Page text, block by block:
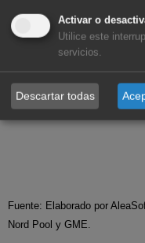
Fuente: Elaborado por
Nord Pool y GME.
Activar o
Utilice este
servicios.
Descartar todas